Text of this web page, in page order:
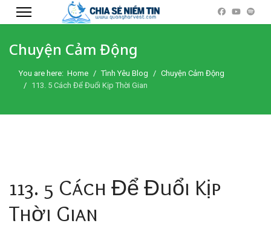
Chuyện Cảm Động
You are here: Home Tình Yêu Blog
Chuyện Cảm Động
113. 5 Cách Để Đuổi Kịp Thời Gian
113. 5 Cách Để Đuổi Kịp
Thời Gian